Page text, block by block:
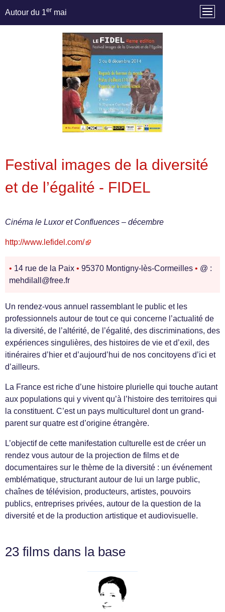
Autour du 1er mai
Festival images de la diversité
et de l’égalité - FIDEL
Cinéma le Luxor et Confluences – décembre
http://www.lefidel.com/
• 14 rue de la Paix • 95370 Montigny-lès-Cormeilles • @ :
mehdilall@free.fr
Un rendez-vous annuel rassemblant le public et les
professionnels autour de tout ce qui concerne l’actualité de
la diversité, de l’altérité, de l’égalité, des discriminations, des
expériences singulières, des histoires de vie et d’exil, des
itinéraires d’hier et d’aujourd’hui de nos concitoyens d’ici et
d’ailleurs.
La France est riche d’une histoire plurielle qui touche autant
aux populations qui y vivent qu’à l’histoire des territoires qui
la constituent. C’est un pays multiculturel dont un grand-
parent sur quatre est d’origine étrangère.
L’objectif de cette manifestation culturelle est de créer un
rendez vous autour de la projection de films et de
documentaires sur le thème de la diversité : un événement
emblématique, structurant autour de lui un large public,
chaînes de télévision, producteurs, artistes, pouvoirs
publics, entreprises privées, autour de la question de la
diversité et de la production artistique et audiovisuelle.
23 films dans la base